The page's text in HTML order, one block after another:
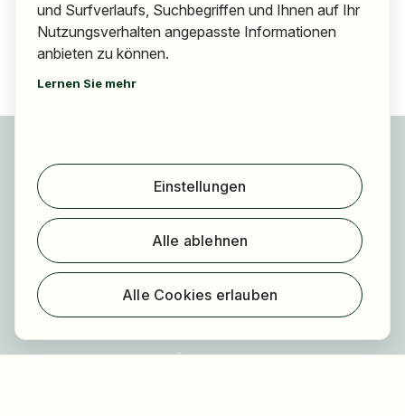
Jobs finden
Arbeitgeber finden
Registrierung
Für Arbeitgeber
Über uns
und Surfverlaufs, Suchbegriffen und Ihnen auf Ihr
Nutzungsverhalten angepasste Informationen
anbieten zu können.
Lernen Sie mehr
Einstellungen
Alle ablehnen
Alle Cookies erlauben